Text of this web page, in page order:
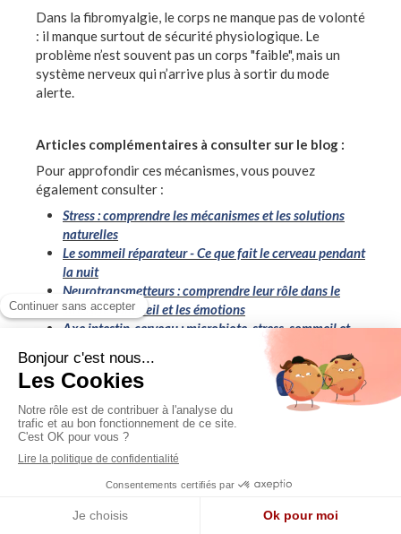
Dans la fibromyalgie, le corps ne manque pas de volonté
: il manque surtout de sécurité physiologique. Le
problème n’est souvent pas un corps "faible", mais un
système nerveux qui n’arrive plus à sortir du mode
alerte.
Articles complémentaires à consulter sur le blog :
Pour approfondir ces mécanismes, vous pouvez
également consulter :
Stress : comprendre les mécanismes et les solutions
naturelles
Le sommeil réparateur - Ce que fait le cerveau pendant
la nuit
Neurotransmetteurs : comprendre leur rôle dans le
stress, le sommeil et les émotions
Axe intestin-cerveau : microbiote, stress, sommeil et
Comprendre les mécanismes de la douleur et l’action
des huiles essentielles
Système nerveux autonome et nerf vague : comprendre
l’hypervigilance chronique
© Guy Berlin - Aromatologue
Douleurs chroniques